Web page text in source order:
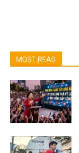
MOST READ